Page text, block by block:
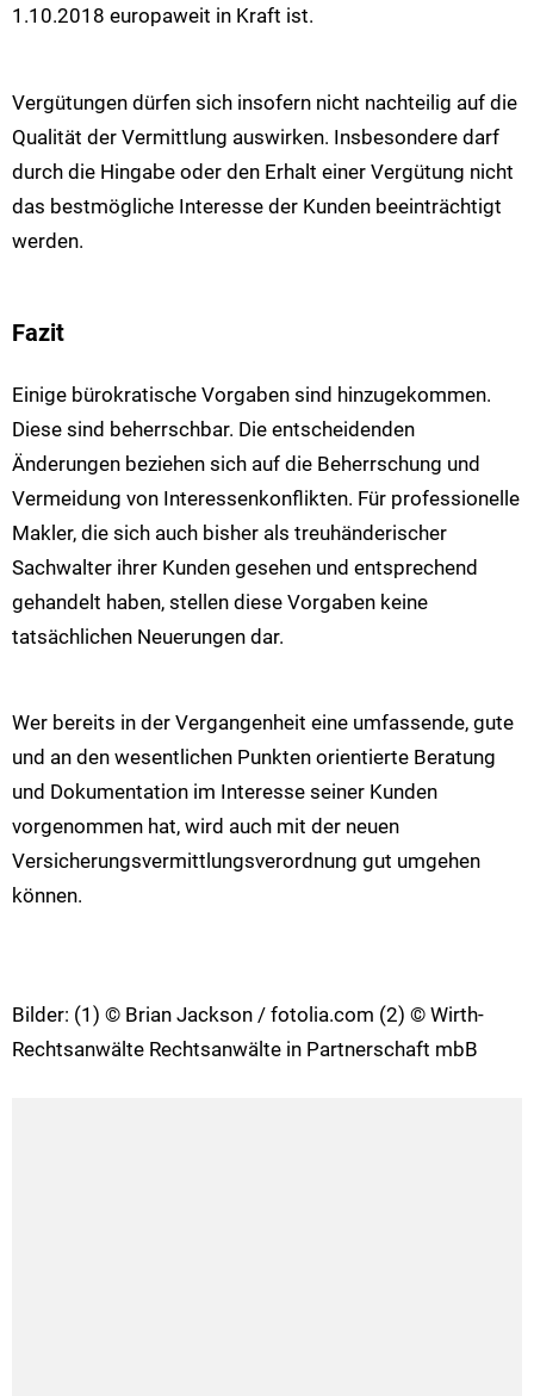
1.10.2018 europaweit in Kraft ist.
Vergütungen dürfen sich insofern nicht nachteilig auf die
Qualität der Vermittlung auswirken. Insbesondere darf
durch die Hingabe oder den Erhalt einer Vergütung nicht
das bestmögliche Interesse der Kunden beeinträchtigt
werden.
Fazit
Einige bürokratische Vorgaben sind hinzugekommen.
Diese sind beherrschbar. Die entscheidenden
Änderungen beziehen sich auf die Beherrschung und
Vermeidung von Interessenkonflikten. Für professionelle
Makler, die sich auch bisher als treuhänderischer
Sachwalter ihrer Kunden gesehen und entsprechend
gehandelt haben, stellen diese Vorgaben keine
tatsächlichen Neuerungen dar.
Wer bereits in der Vergangenheit eine umfassende, gute
und an den wesentlichen Punkten orientierte Beratung
und Dokumentation im Interesse seiner Kunden
vorgenommen hat, wird auch mit der neuen
Versicherungsvermittlungsverordnung gut umgehen
können.
Bilder: (1) © Brian Jackson / fotolia.com (2) © Wirth-
Rechtsanwälte Rechtsanwälte in Partnerschaft mbB